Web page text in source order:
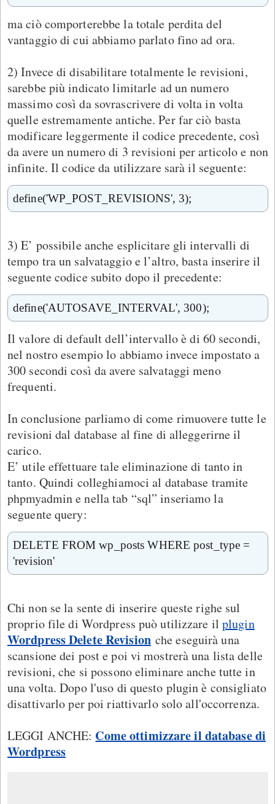
ma ciò comporterebbe la totale perdita del
vantaggio di cui abbiamo parlato fino ad ora.
2) Invece di disabilitare totalmente le revisioni,
sarebbe più indicato limitarle ad un numero
massimo così da sovrascrivere di volta in volta
quelle estremamente antiche. Per far ciò basta
modificare leggermente il codice precedente, così
da avere un numero di 3 revisioni per articolo e non
infinite. Il codice da utilizzare sarà il seguente:
define('WP_POST_REVISIONS', 3);
3) E’ possibile anche esplicitare gli intervalli di
tempo tra un salvataggio e l’altro, basta inserire il
seguente codice subito dopo il precedente:
define('AUTOSAVE_INTERVAL', 300);
Il valore di default dell’intervallo è di 60 secondi,
nel nostro esempio lo abbiamo invece impostato a
300 secondi così da avere salvataggi meno
frequenti.
In conclusione parliamo di come rimuovere tutte le
revisioni dal database al fine di alleggerirne il
carico.
E’ utile effettuare tale eliminazione di tanto in
tanto. Quindi colleghiamoci al database tramite
phpmyadmin e nella tab “sql” inseriamo la
seguente query:
DELETE FROM wp_posts WHERE post_type =
'revision'
Chi non se la sente di inserire queste righe sul
proprio file di Wordpress può utilizzare ilplugin
Wordpress Delete Revisionche eseguirà una
scansione dei post e poi vi mostrerà una lista delle
revisioni, che si possono eliminare anche tutte in
una volta. Dopo l'uso di questo plugin è consigliato
disattivarlo per poi riattivarlo solo all'occorrenza.
LEGGI ANCHE: Come ottimizzare il database di
Wordpress